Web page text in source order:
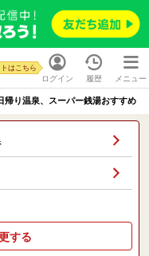
ログイン
はこちら
履歴 メニュー
り温泉、スーパー銭湯おすすめ
する